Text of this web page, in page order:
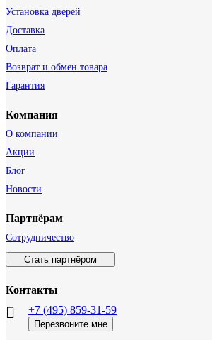
Установка дверей
Доставка
Оплата
Возврат и обмен товара
Гарантия
Компания
О компании
Акции
Блог
Новости
Партнёрам
Сотрудничество
Стать партнёром
Контакты
+7 (495) 859-31-59
Перезвоните мне